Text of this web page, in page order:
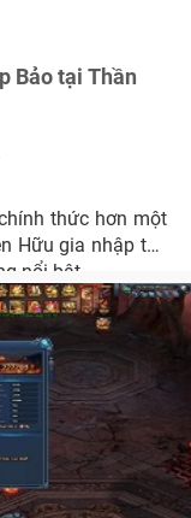
Bảo tại Thần
thức hơn một
Hữu gia nhập thế
nổi bật.